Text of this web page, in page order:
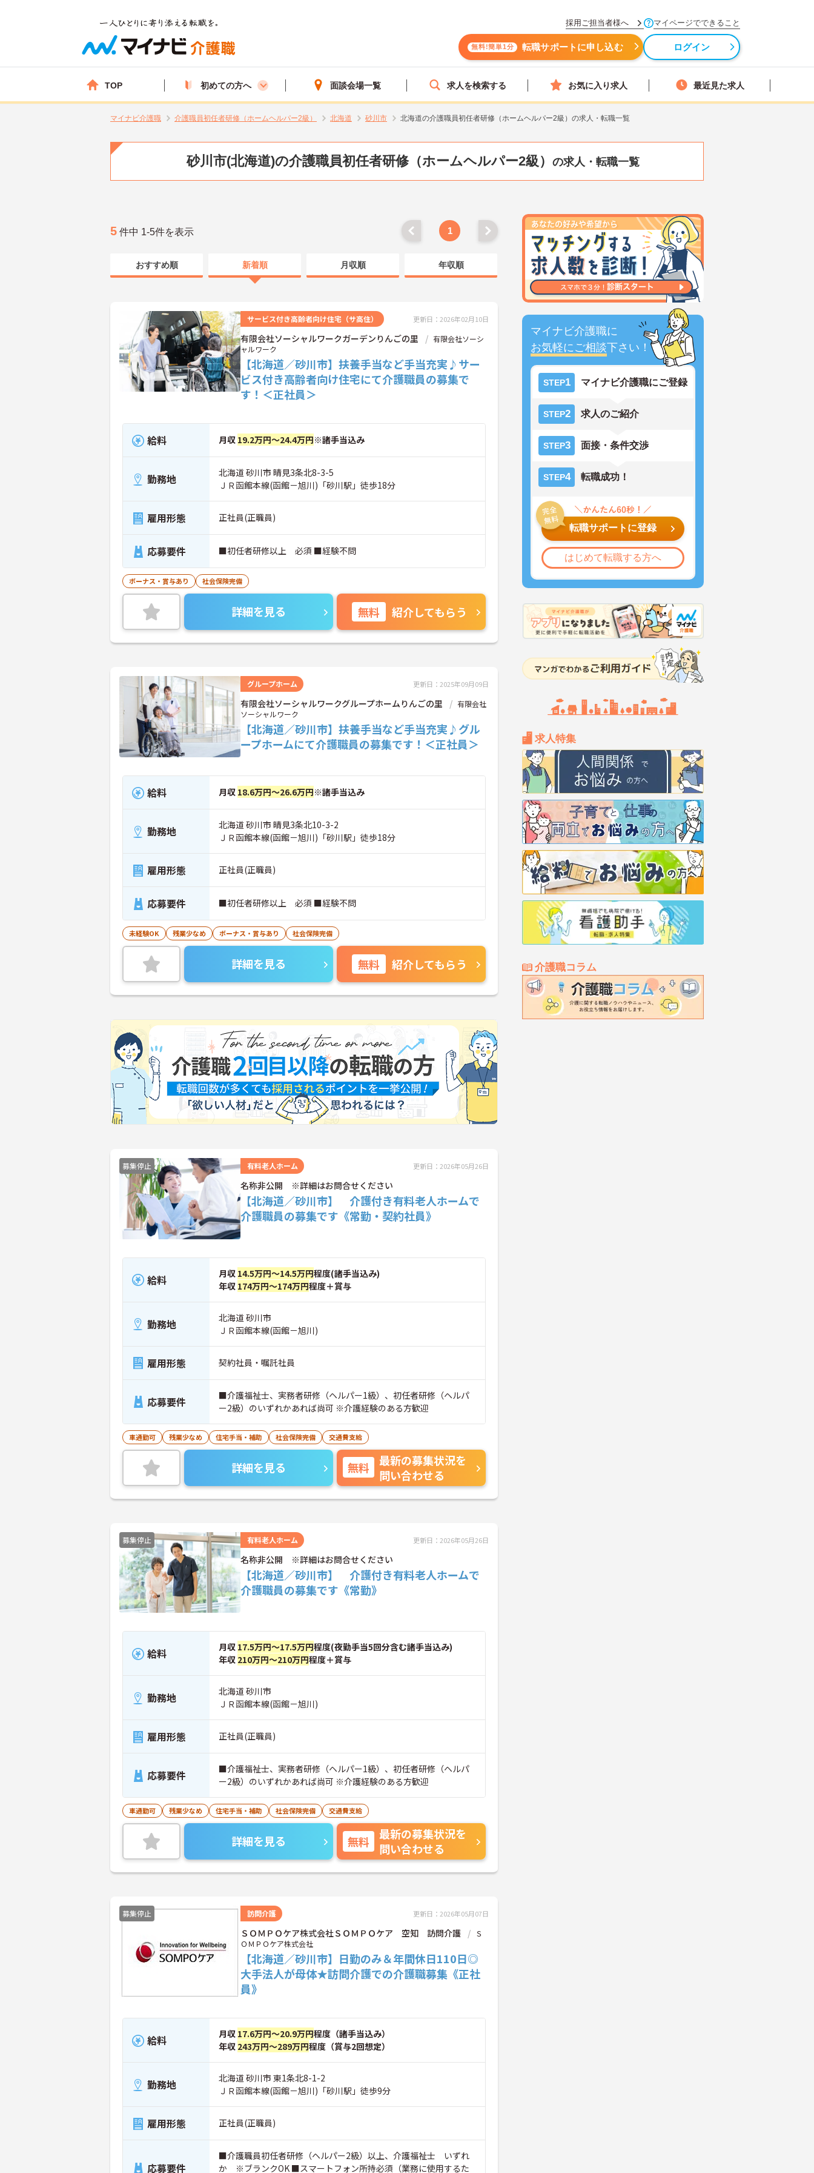
採用ご担当者様へ マイページでできること
無料!簡単1分 転職サポートに申し込む ログイン
TOP 初めての方へ 面談会場一覧 求人を検索する お気に入り求人 最近見た求人
マイナビ介護職 介護職員初任者研修（ホームヘルパー2級） 北海道 砂川市 北海道の介護職員初任者研修（ホームヘルパー2級）の求人・転職一覧
砂川市(北海道)の介護職員初任者研修（ホームヘルパー2級） の求人・転職一覧
マイナビ介護職に
お気軽にご相談下さい！
STEP1 マイナビ介護職にご登録
STEP2 求人のご紹介
STEP3 面接・条件交渉
STEP4 転職成功！
転職サポートに登録
はじめて転職する方へ
求人特集
介護職コラム
5 件中 1-5件を表示 1
おすすめ順 新着順 月収順 年収順
サービス付き高齢者向け住宅（サ高住） 更新日：2026年02月10日
有限会社ソーシャルワークガーデンりんごの里
有限会社ソーシ
ャルワーク
【北海道／砂川市】扶養手当など手当充実♪サー
ビス付き高齢者向け住宅にて介護職員の募集で
す！＜正社員＞
給料 月収 19.2万円～24.4万円※諸手当込み
勤務地
北海道 砂川市 晴見3条北8-3-5
ＪＲ函館本線(函館－旭川)「砂川駅」徒歩18分
雇用形態 正社員(正職員)
応募要件 ■初任者研修以上 必須 ■経験不問
ボーナス・賞与あり 社会保険完備
詳細を見る 無料 紹介してもらう
グループホーム 更新日：2025年09月09日
有限会社ソーシャルワークグループホームりんごの里
有限会社
ソーシャルワーク
【北海道／砂川市】扶養手当など手当充実♪グル
ープホームにて介護職員の募集です！＜正社員＞
給料 月収 18.6万円～26.6万円※諸手当込み
勤務地
北海道 砂川市 晴見3条北10-3-2
ＪＲ函館本線(函館－旭川)「砂川駅」徒歩18分
雇用形態 正社員(正職員)
応募要件 ■初任者研修以上 必須 ■経験不問
未経験OK 残業少なめ ボーナス・賞与あり 社会保険完備
詳細を見る 無料 紹介してもらう
募集停止 有料老人ホーム 更新日：2026年05月26日
名称非公開 ※詳細はお問合せください
【北海道／砂川市】 介護付き有料老人ホームで
介護職員の募集です《常勤・契約社員》
給料 月収 14.5万円～14.5万円程度(諸手当込み)
年収 174万円～174万円程度＋賞与
勤務地
北海道 砂川市
ＪＲ函館本線(函館－旭川)
雇用形態 契約社員・嘱託社員
応募要件
■介護福祉士、実務者研修（ヘルパー1級）、初任者研修（ヘルパ
ー2級）のいずれかあれば尚可 ※介護経験のある方歓迎
車通勤可 残業少なめ 住宅手当・補助 社会保険完備 交通費支給
詳細を見る 無料
最新の募集状況を
問い合わせる
募集停止 有料老人ホーム 更新日：2026年05月26日
名称非公開 ※詳細はお問合せください
【北海道／砂川市】 介護付き有料老人ホームで
介護職員の募集です《常勤》
給料 月収 17.5万円～17.5万円程度(夜勤手当5回分含む諸手当込み)
年収 210万円～210万円程度＋賞与
勤務地
北海道 砂川市
ＪＲ函館本線(函館－旭川)
雇用形態 正社員(正職員)
応募要件
■介護福祉士、実務者研修（ヘルパー1級）、初任者研修（ヘルパ
ー2級）のいずれかあれば尚可 ※介護経験のある方歓迎
車通勤可 残業少なめ 住宅手当・補助 社会保険完備 交通費支給
詳細を見る 無料
最新の募集状況を
問い合わせる
募集停止 訪問介護 更新日：2026年05月07日
ＳＯＭＰＯケア株式会社ＳＯＭＰＯケア 空知 訪問介護
Ｓ
ＯＭＰＯケア株式会社
【北海道／砂川市】日勤のみ＆年間休日110日◎
大手法人が母体★訪問介護での介護職募集《正社
員》
給料 月収 17.6万円～20.9万円程度（諸手当込み）
年収 243万円～289万円程度（賞与2回想定）
勤務地
北海道 砂川市 東1条北8-1-2
ＪＲ函館本線(函館－旭川)「砂川駅」徒歩9分
雇用形態 正社員(正職員)
応募要件
■介護職員初任者研修（ヘルパー2級）以上、介護福祉士 いずれ
か ※ブランクOK ■スマートフォン所持必須（業務に使用するた